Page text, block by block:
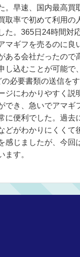
。早速、国内最高買
取率で初めて利用の
た。365日24時間対
ギフを売るのに良
る会社だったので
し込むことが可能で
必要書類の送信を
ジにわかりやすく説
でき、急いでアマギ
に便利でした。過去
どがわかりにくくて
じましたが、今回
ます。